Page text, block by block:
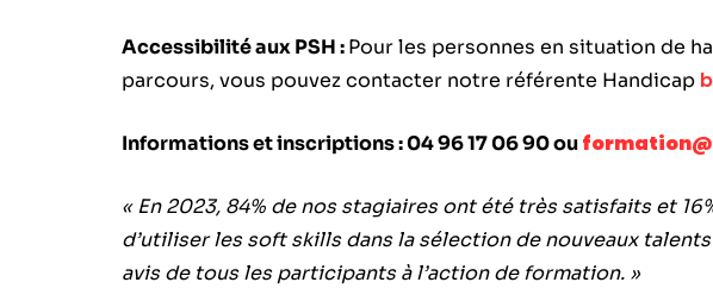
Accessibilité aux PSH :Pour les personnes en situation de
parcours, vous pouvez contacter notre référente Handicap
Informations et inscriptions : 04 96 17 06 90 ou
« En 2023, 84% de nos stagiaires ont été très satisfaits et
d’utiliser les soft skills dans la sélection de nouveaux
avis de tous les participants à l’action de formation. »